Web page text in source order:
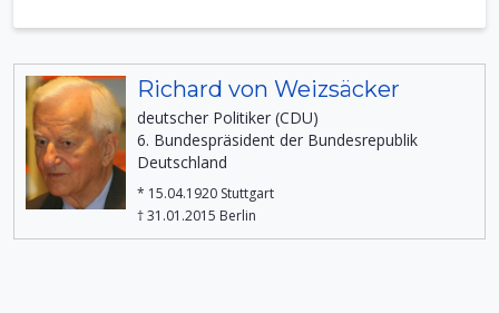
Richard von Weizsäcker
deutscher Politiker (CDU)
6. Bundespräsident der Bundesrepublik
Deutschland
* 15.04.1920 Stuttgart
† 31.01.2015 Berlin